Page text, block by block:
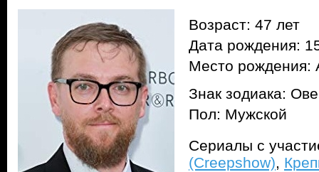
Возраст: 47 лет
Дата рождения:
Место
Знак зодиака:
Пол: Мужской
Сериалы с
(Creepshow),